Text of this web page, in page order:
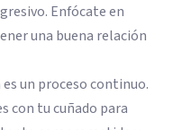
Enfócate en
una buena relación
un proceso continuo.
con tu cuñado para